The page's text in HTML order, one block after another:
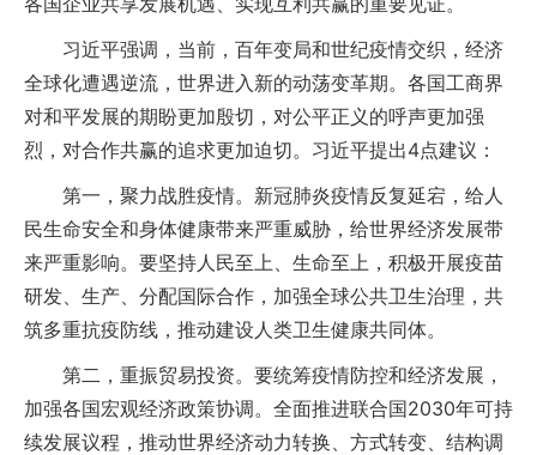
习近平强调，当前，百年变局和世纪疫情交织，经济
全球化遭遇逆流，世界进入新的动荡变革期。各国工商界
对和平发展的期盼更加殷切，对公平正义的呼声更加强
烈，对合作共赢的追求更加迫切。习近平提出4点建议：
第一，聚力战胜疫情。新冠肺炎疫情反复延宕，给人
民生命安全和身体健康带来严重威胁，给世界经济发展带
来严重影响。要坚持人民至上、生命至上，积极开展疫苗
研发、生产、分配国际合作，加强全球公共卫生治理，共
筑多重抗疫防线，推动建设人类卫生健康共同体。
第二，重振贸易投资。要统筹疫情防控和经济发展，
加强各国宏观经济政策协调。全面推进联合国2030年可持
续发展议程，推动世界经济动力转换、方式转变、结构调